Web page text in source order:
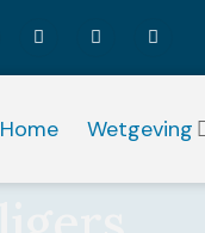
Home Wetgeving